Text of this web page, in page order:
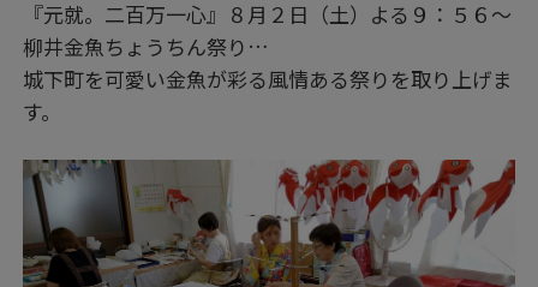
『元就。二百万一心』８月２日（土）よる９：５６～
柳井金魚ちょうちん祭り…
城下町を可愛い金魚が彩る風情ある祭りを取り上げま
す。